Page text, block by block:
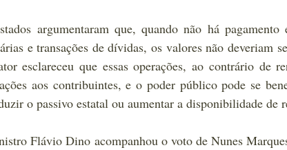
argumentaram que, quando não há
e transações de dívidas, os valores não deveriam
esclareceu que essas operações, ao contrário de
aos contribuintes, e o poder público pode se
o passivo estatal ou aumentar a disponibilidade de
Flávio Dino acompanhou o voto de Nunes